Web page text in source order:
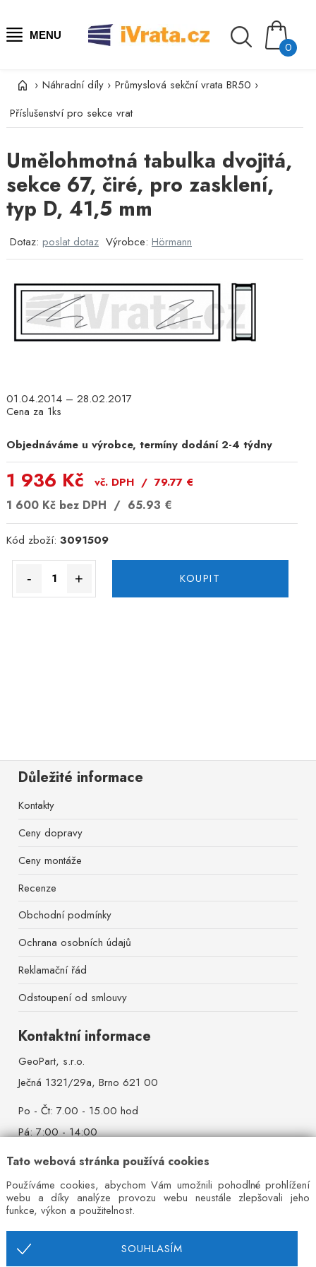
Tato webová stránka používá cookies
Používáme cookies, abychom Vám umožnili pohodlné prohlížení
webu a díky analýze provozu webu neustále zlepšovali jeho
funkce, výkon a použitelnost.
SOUHLASÍM
MENU
0
› Náhradní díly › Průmyslová sekční vrata BR50 ›
Příslušenství pro sekce vrat
Umělohmotná tabulka dvojitá,
sekce 67, čiré, pro zasklení,
typ D, 41,5 mm
Dotaz: poslat dotaz Výrobce: Hörmann
01.04.2014 – 28.02.2017
Cena za 1ks
Objednáváme u výrobce, termíny dodání 2-4 týdny
1 936 Kč vč. DPH / 79.77€
1 600 Kč bez DPH / 65.93 €
Kód zboží: 3091509
- + KOUPIT
Důležité informace
Kontakty
Ceny dopravy
Ceny montáže
Recenze
Obchodní podmínky
Ochrana osobních údajů
Reklamační řád
Odstoupení od smlouvy
Kontaktní informace
GeoPart, s.r.o.
Ječná 1321/29a, Brno 621 00
Po - Čt: 7.00 - 15.00 hod
Pá: 7:00 - 14:00
So - Ne: zavřeno
Mobil:+420 777 642 384
Pevná linka: +420 544 527 521
IČ: 26215004, DIČ: CZ26215004